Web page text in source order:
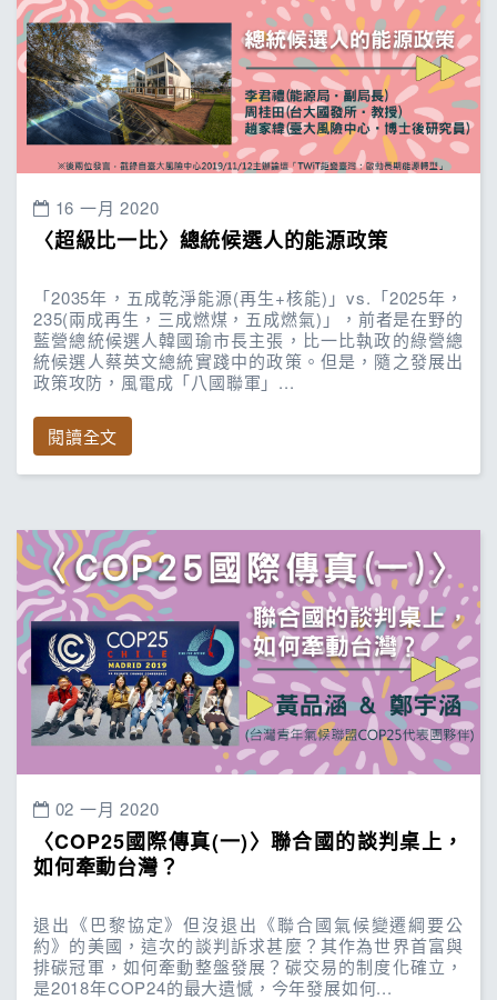
16 一月 2020
〈超級比一比〉總統候選人的能源政策
「2035年，五成乾淨能源(再生+核能)」vs.「2025年，
235(兩成再生，三成燃煤，五成燃氣)」，前者是在野的
藍營總統候選人韓國瑜市長主張，比一比執政的綠營總
統候選人蔡英文總統實踐中的政策。但是，隨之發展出
政策攻防，風電成「八國聯軍」...
閱讀全文
02 一月 2020
〈COP25國際傳真(一)〉聯合國的談判桌上，
如何牽動台灣？
退出《巴黎協定》但沒退出《聯合國氣候變遷綱要公
約》的美國，這次的談判訴求甚麼？其作為世界首富與
排碳冠軍，如何牽動整盤發展？碳交易的制度化確立，
是2018年COP24的最大遺憾，今年發展如何...